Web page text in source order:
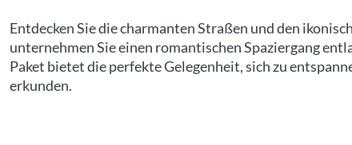
Entdecken Sie die charmanten Straßen und den
unternehmen Sie einen romantischen Spaziergang
Paket bietet die perfekte Gelegenheit, sich zu
erkunden.